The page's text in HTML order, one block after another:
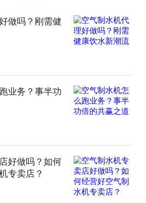
做吗？刚需健
业务？事半功
好做吗？如何
专卖店？